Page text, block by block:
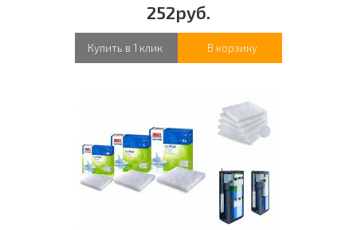
252руб.
Купить в 1 клик В корзину